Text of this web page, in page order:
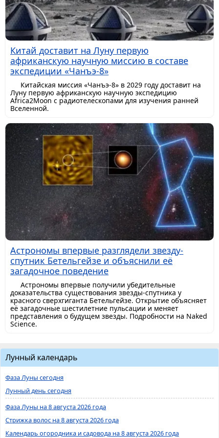
Китай доставит на Луну первую
африканскую научную миссию в составе
экспедиции «Чанъэ-8»
Китайская миссия «Чанъэ-8» в 2029 году доставит на
Луну первую африканскую научную экспедицию
Africa2Moon с радиотелескопами для изучения ранней
Вселенной.
Астрономы впервые разглядели звезду-
спутник Бетельгейзе и объяснили её
загадочное поведение
Астрономы впервые получили убедительные
доказательства существования звезды-спутника у
красного сверхгиганта Бетельгейзе. Открытие объясняет
её загадочные шестилетние пульсации и меняет
представления о будущем звезды. Подробности на Naked
Science.
Лунный календарь
Фаза Луны сегодня
Лунный день сегодня
Фаза Луны на 8 августа 2026 года
Стрижка волос на 8 августа 2026 года
Календарь огородника и садовода на 8 августа 2026 года